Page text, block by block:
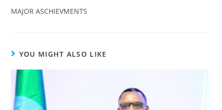
MAJOR ASCHIEVMENTS
YOU MIGHT ALSO LIKE